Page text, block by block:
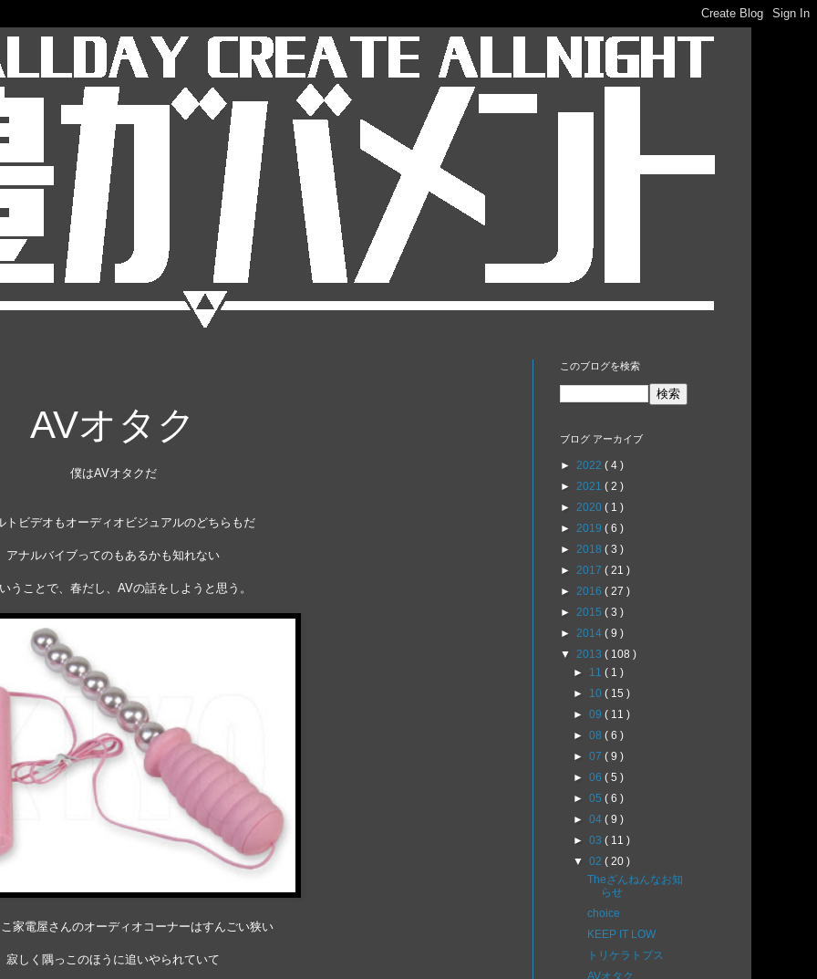
AVオタク
僕はAVオタクだ
トビデオもオーディオビジュアルのどちらもだ
アナルバイブってのもあるかも知れない
うことで、春だし、AVの話をしようと思う。
家電屋さんのオーディオコーナーはすんごい狭い
寂しく隅っこのほうに追いやられていて
このブログを検索
ブログ アーカイブ
► 2022 ( 4 )
► 2021 ( 2 )
► 2020 ( 1 )
► 2019 ( 6 )
► 2018 ( 3 )
► 2017 ( 21 )
► 2016 ( 27 )
► 2015 ( 3 )
► 2014 ( 9 )
▼ 2013 ( 108 )
► 11( 1 )
► 10( 15 )
►09( 11 )
►08( 6 )
►07( 9 )
►06( 5 )
►05( 6 )
►04( 9 )
►03( 11 )
▼02( 20 )
Theざんねんなお知
らせ
choice
KEEP IT LOW
トリケラトプス
AVオタク